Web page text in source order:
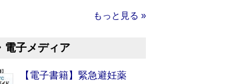
もっと見る »
電子メディア
【電子書籍】緊急避妊薬